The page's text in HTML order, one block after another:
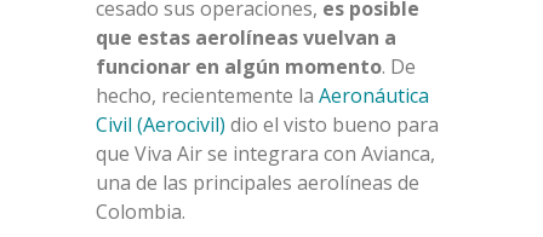
cesado sus operaciones, es posible
que estas aerolíneas vuelvan a
funcionar en algún momento. De
hecho, recientemente la Aeronáutica
Civil (Aerocivil) dio el visto bueno para
que Viva Air se integrara con Avianca,
una de las principales aerolíneas de
Colombia.